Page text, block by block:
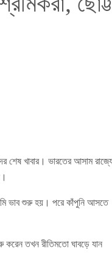
শেষ খাবার। ভারতের আসাম
বমি ভাব শুরু হয়। পরে কাঁপুনি আসতে
তখন রীতিমতো ঘাবড়ে যান